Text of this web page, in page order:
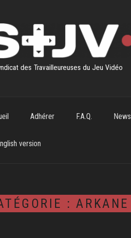
des Travailleureuses du Jeu Vidéo
Adhérer F.A.Q. News
version
:ARKANE